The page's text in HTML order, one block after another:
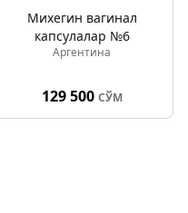
Михегин вагинал
капсулалар №6
Аргентина
129 500 СЎМ